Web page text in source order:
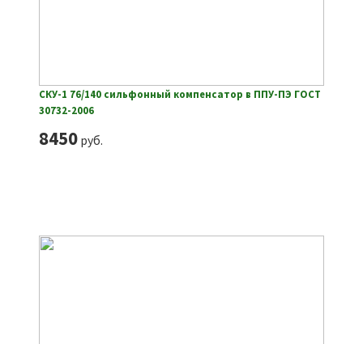
СКУ-1 76/140 сильфонный компенсатор в ППУ-ПЭ ГОСТ
30732-2006
8450руб.